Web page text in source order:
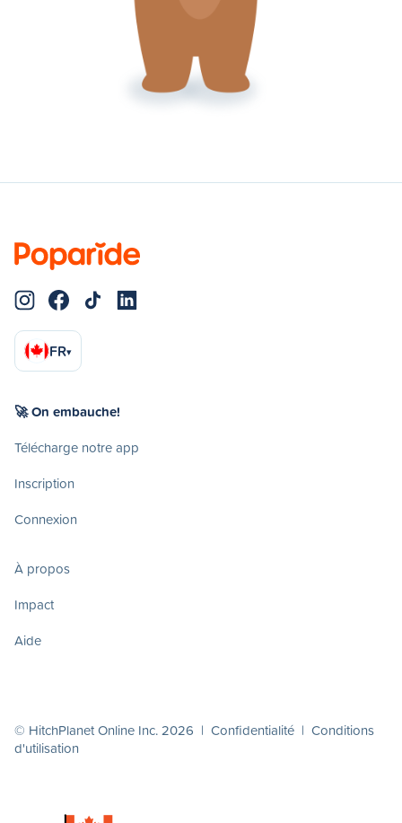
FR▾
🚀 On embauche!
Télécharge notre app
Inscription
Connexion
À propos
Impact
Aide
© HitchPlanet Online Inc. 2026 | Confidentialité | Conditions
d'utilisation